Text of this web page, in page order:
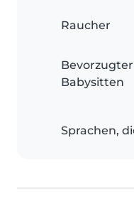
Raucher
Babysitten
Sprachen,